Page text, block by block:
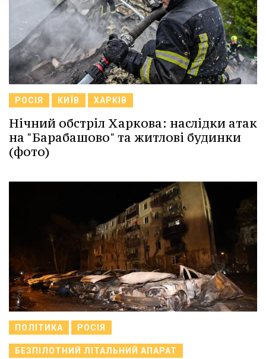
РОСІЯ КИЇВ ХАРКІВ
Нічний обстріл Харкова: наслідки атак
на "Барабашово" та житлові будинки
(фото)
ПОЛІТИКА РОСІЯ
БЕЗПІЛОТНИЙ ЛІТАЛЬНИЙ АПАРАТ